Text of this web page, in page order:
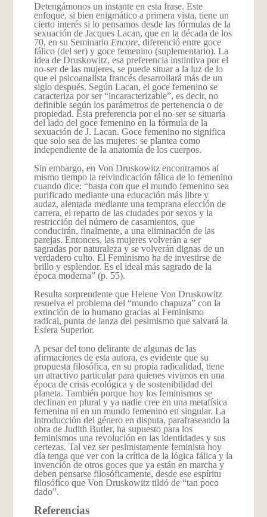
Detengámonos un instante en esta frase. Este
enfoque, si bien enigmático a primera vista, tiene un
cierto interés si lo pensamos desde las fórmulas de la
sexuación de Jacques Lacan, que en la década de los
70, en su Seminario Encore, diferenció entre goce
fálico (del ser) y goce femenino (suplementario). La
idea de Druskowitz, esa preferencia instintiva por el
no-ser de las mujeres, se puede situar a la luz de lo
que el psicoanalista francés desarrollará más de un
siglo después. Según Lacan, el goce femenino se
caracteriza por ser “incaracterizable”, es decir, no
definible según los parámetros de pertenencia o de
propiedad. Esta preferencia por el no-ser se situaría
del lado del goce femenino en la fórmula de la
sexuación de J. Lacan. Goce femenino no significa
que solo sea de las mujeres: se plantea como
independiente de la anatomía de los cuerpos.
Sin embargo, en Von Druskowitz encontramos al
mismo tiempo la reivindicación fálica de lo femenino
cuando dice: “basta con que el mundo femenino sea
purificado mediante una educación más libre y
audaz, alentada mediante una temprana elección de
carrera, el reparto de las ciudades por sexos y la
restricción del número de casamientos, que
conducirán, finalmente, a una eliminación de las
parejas. Entonces, las mujeres volverán a ser
sagradas por naturaleza y se volverán dignas de un
verdadero culto. El Feminismo ha de investirse de
brillo y esplendor. Es el ideal más sagrado de la
época moderna” (p. 55).
Resulta sorprendente que Helene Von Druskowitz
resuelva el problema del “mundo chapuza” con la
extinción de lo humano gracias al Feminismo
radical, punta de lanza del pesimismo que salvará la
Esfera Superior.
A pesar del tono delirante de algunas de las
afirmaciones de esta autora, es evidente que su
propuesta filosófica, en su propia radicalidad, tiene
un atractivo particular para quienes vivimos en una
época de crisis ecológica y de sostenibilidad del
planeta. También porque hoy los feminismos se
declinan en plural y ya nadie cree en una metafísica
femenina ni en un mundo femenino en singular. La
introducción del género en disputa, parafraseando la
obra de Judith Butler, ha supuesto para los
feminismos una revolución en las identidades y sus
certezas. Tal vez ser pesimistamente feminista hoy
día tenga que ver con la crítica de la lógica fálica y la
invención de otros goces que ya están en marcha y
deben pensarse filosóficamente, desde ese espíritu
filosófico que Von Druskowitz tildó de “tan poco
dado”.
Referencias